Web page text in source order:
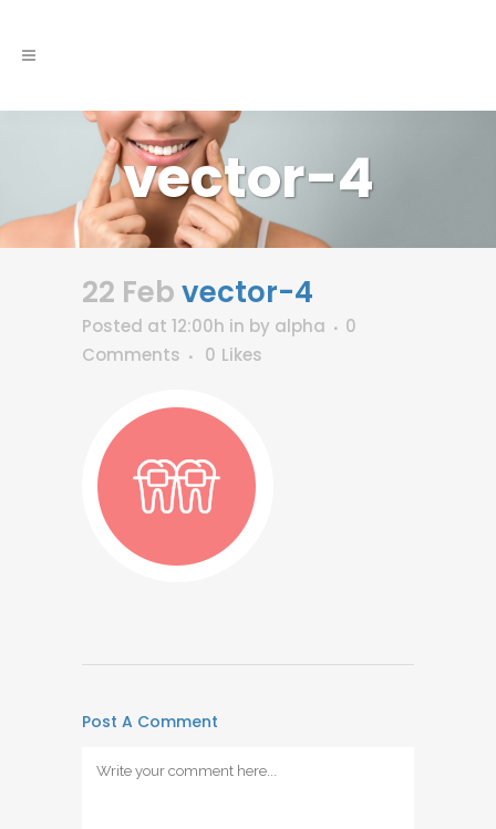
vector-4
22 Febvector-4
Posted at 12:00h in by alpha
0
Comments
0 Likes
Post A Comment